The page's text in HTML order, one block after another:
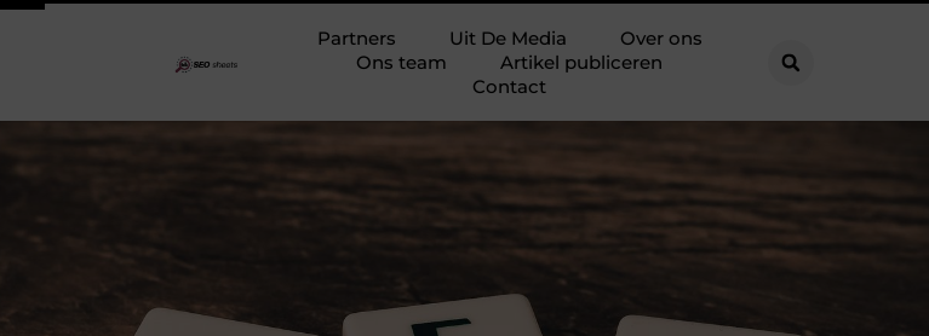
Partners Uit De Media
Over ons
Ons team
Artikel publiceren
Contact